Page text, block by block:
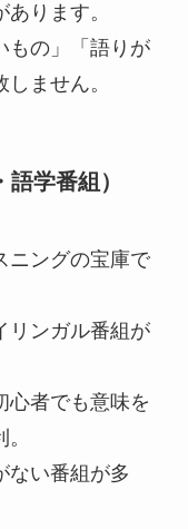
ります。
もの」「語りが
ません。
学番組）
ニングの宝庫で
リンガル番組が
心者でも意味を
ない番組が多